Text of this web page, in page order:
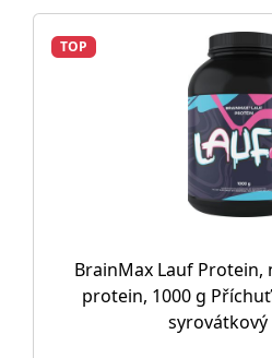
TOP
BrainMax Lauf
protein, 1000 g